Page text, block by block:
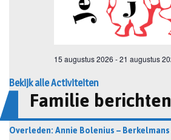
Bekijk alle Activiteiten
Familie berichten
Overleden: Annie Bolenius – Berkelmans